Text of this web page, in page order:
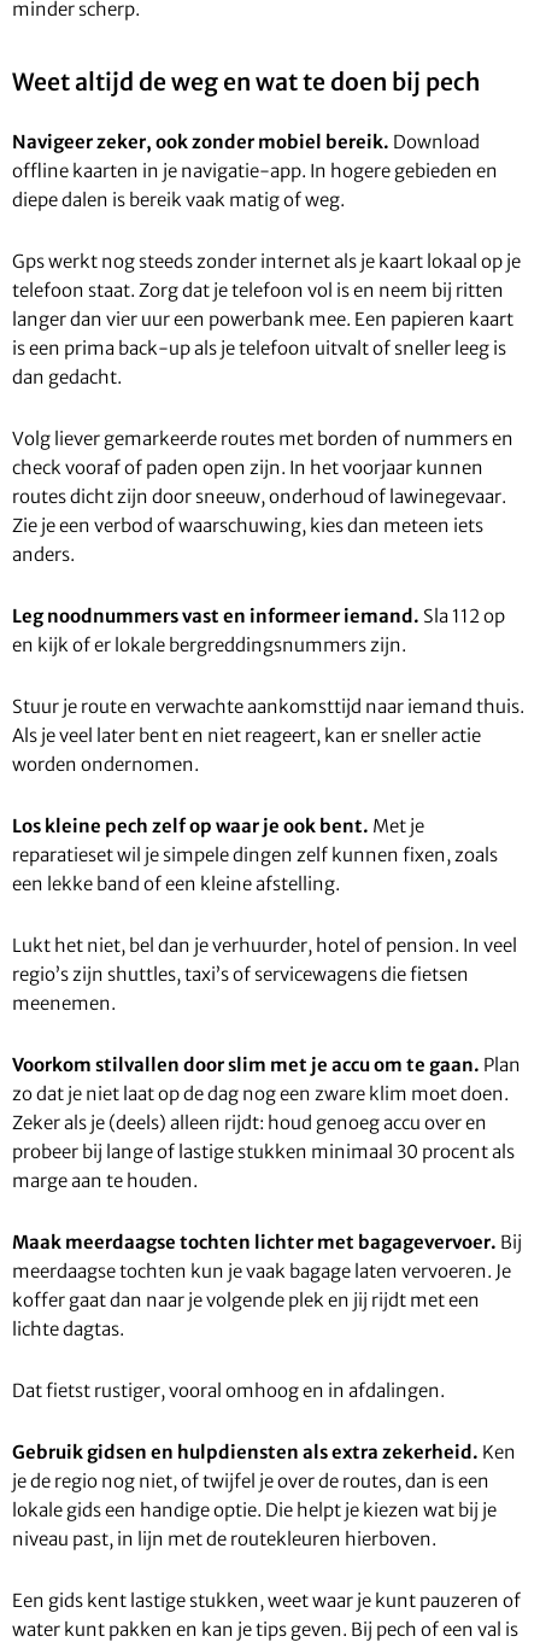
minder scherp.
Weet altijd de weg en wat te doen bij pech
Navigeer zeker, ook zonder mobiel bereik. Download
offline kaarten in je navigatie-app. In hogere gebieden en
diepe dalen is bereik vaak matig of weg.
Gps werkt nog steeds zonder internet als je kaart lokaal op je
telefoon staat. Zorg dat je telefoon vol is en neem bij ritten
langer dan vier uur een powerbank mee. Een papieren kaart
is een prima back-up als je telefoon uitvalt of sneller leeg is
dan gedacht.
Volg liever gemarkeerde routes met borden of nummers en
check vooraf of paden open zijn. In het voorjaar kunnen
routes dicht zijn door sneeuw, onderhoud of lawinegevaar.
Zie je een verbod of waarschuwing, kies dan meteen iets
anders.
Leg noodnummers vast en informeer iemand. Sla 112 op
en kijk of er lokale bergreddingsnummers zijn.
Stuur je route en verwachte aankomsttijd naar iemand thuis.
Als je veel later bent en niet reageert, kan er sneller actie
worden ondernomen.
Los kleine pech zelf op waar je ook bent. Met je
reparatieset wil je simpele dingen zelf kunnen fixen, zoals
een lekke band of een kleine afstelling.
Lukt het niet, bel dan je verhuurder, hotel of pension. In veel
regio’s zijn shuttles, taxi’s of servicewagens die fietsen
meenemen.
Voorkom stilvallen door slim met je accu om te gaan. Plan
zo dat je niet laat op de dag nog een zware klim moet doen.
Zeker als je (deels) alleen rijdt: houd genoeg accu over en
probeer bij lange of lastige stukken minimaal 30 procent als
marge aan te houden.
Maak meerdaagse tochten lichter met bagagevervoer. Bij
meerdaagse tochten kun je vaak bagage laten vervoeren. Je
koffer gaat dan naar je volgende plek en jij rijdt met een
lichte dagtas.
Dat fietst rustiger, vooral omhoog en in afdalingen.
Gebruik gidsen en hulpdiensten als extra zekerheid. Ken
je de regio nog niet, of twijfel je over de routes, dan is een
lokale gids een handige optie. Die helpt je kiezen wat bij je
niveau past, in lijn met de routekleuren hierboven.
Een gids kent lastige stukken, weet waar je kunt pauzeren of
water kunt pakken en kan je tips geven. Bij pech of een val is